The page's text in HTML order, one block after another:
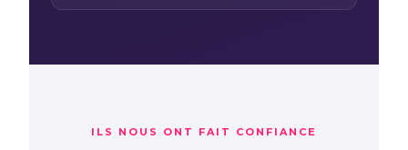
ILS NOUS ONT FAIT CONFIANCE